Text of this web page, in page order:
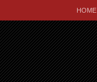
HOME